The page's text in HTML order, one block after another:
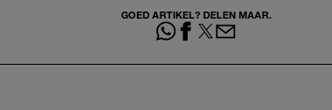
GOED ARTIKEL? DELEN MAAR.